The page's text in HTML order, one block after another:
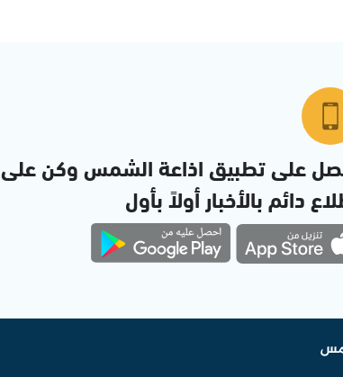
على تطبيق اذاعة الشمس وكن على
دائم بالأخبار أولاً بأول